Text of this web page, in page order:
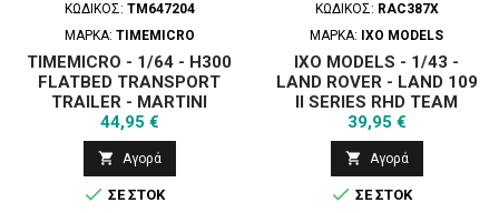
ΚΩΔΙΚΌΣ: TM647204
ΜΆΡΚΑ: TIMEMICRO
TIMEMICRO - 1/64 - H300
FLATBED TRANSPORT
TRAILER - MARTINI
Τιμή
44,95 €
 Αγορά
 ΣΕ ΣΤΟΚ
ΚΩΔΙΚΌΣ: RAC387X
ΜΆΡΚΑ: IXO MODELS
IXO MODELS - 1/43 -
LAND ROVER - LAND 109
II SERIES RHD TEAM
PORSCHE MARTINI
RACING RALLY SAFARY
ASSISTANCE 1978 -
GREEN
Τιμή
39,95 €
 Αγορά
 ΣΕ ΣΤΟΚ